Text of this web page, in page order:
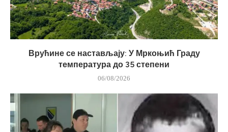
Врућине се настављају: У Мркоњић Граду
температура до 35 степени
06/08/2026